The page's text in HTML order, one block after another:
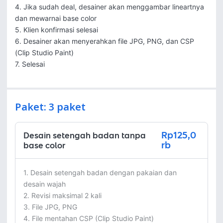
4. Jika sudah deal, desainer akan menggambar lineartnya
dan mewarnai base color
5. Klien konfirmasi selesai
6. Desainer akan menyerahkan file JPG, PNG, dan CSP
(Clip Studio Paint)
7. Selesai
Paket: 3 paket
Desain setengah badan tanpa
base color
Rp125,0
rb
1. Desain setengah badan dengan pakaian dan
desain wajah
2. Revisi maksimal 2 kali
3. File JPG, PNG
4. File mentahan CSP (Clip Studio Paint)